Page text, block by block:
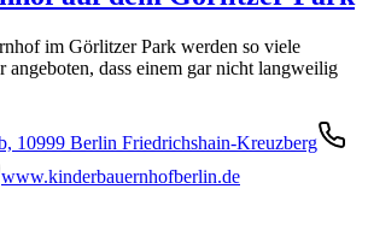
im Görlitzer Park werden so viele
dass einem gar nicht langweilig
10999 Berlin Friedrichshain-Kreuzberg
www.kinderbauernhofberlin.de